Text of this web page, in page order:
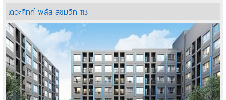
เดอะคิทท์ พลัส สุขุมวิท 113